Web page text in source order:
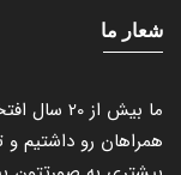
شعار ما
ما بیش
همراهان رو داشتیم و